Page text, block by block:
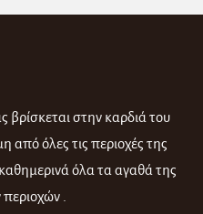
στην καρδιά του
όλες τις περιοχές της
καθημερινά όλα τα αγαθά της
.